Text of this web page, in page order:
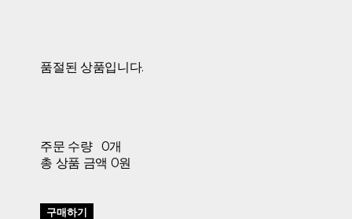
품절된 상품입니다.
주문 수량
0개
총 상품 금액 0원
구매하기